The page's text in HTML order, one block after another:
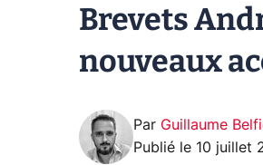
Brevets
nouveaux
Par Guillaume
Publié le 10 juillet